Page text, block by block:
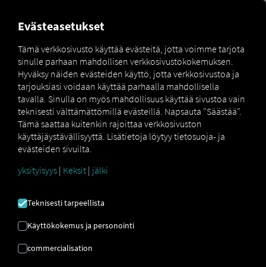
Marketplace Connectors Daf Connect How to
DAF-perehdytys
varustamiseen RIO yhteyden
Evästeasetukset
Tämä verkkosivusto käyttää evästeitä, jotta voimme tarjota
sinulle parhaan mahdollisen verkkosivustokokemuksen.
Hyväksy näiden evästeiden käyttö, jotta verkkosivustoa ja
tarjouksiasi voidaan käyttää parhaalla mahdollisella
tavalla. Sinulla on myös mahdollisuus käyttää sivustoa vain
teknisesti välttämättömillä evästeillä. Napsauta "Säästää".
Tämä saattaa kuitenkin rajoittaa verkkosivuston
käyttäjäystävällisyyttä. Lisätietoja löytyy tietosuoja- ja
evästeiden sivuilta.
yksityisyys | Keksit | jälki
Teknisesti tarpeellista
Käyttökokemus ja personointi
commercialisation